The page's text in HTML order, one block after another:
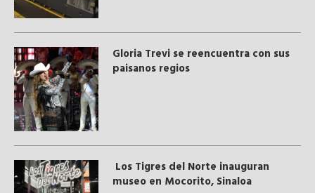
Gloria Trevi se reencuentra con sus
paisanos regios
Los Tigres del Norte inauguran
museo en Mocorito, Sinaloa